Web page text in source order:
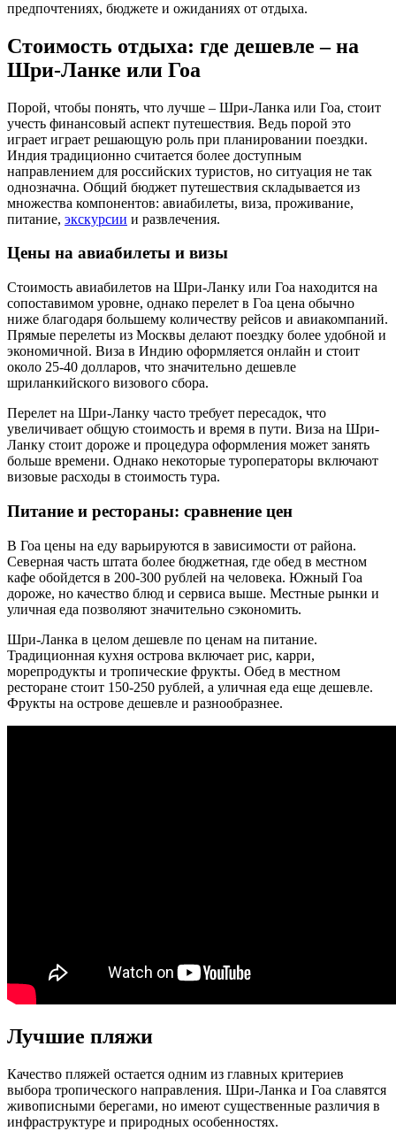
предпочтениях, бюджете и ожиданиях от отдыха.
Стоимость отдыха: где дешевле – на
Шри-Ланке или Гоа
Порой, чтобы понять, что лучше – Шри-Ланка или Гоа, стоит
учесть финансовый аспект путешествия. Ведь порой это
играет играет решающую роль при планировании поездки.
Индия традиционно считается более доступным
направлением для российских туристов, но ситуация не так
однозначна. Общий бюджет путешествия складывается из
множества компонентов: авиабилеты, виза, проживание,
питание, экскурсии и развлечения.
Цены на авиабилеты и визы
Стоимость авиабилетов на Шри-Ланку или Гоа находится на
сопоставимом уровне, однако перелет в Гоа цена обычно
ниже благодаря большему количеству рейсов и авиакомпаний.
Прямые перелеты из Москвы делают поездку более удобной и
экономичной. Виза в Индию оформляется онлайн и стоит
около 25-40 долларов, что значительно дешевле
шриланкийского визового сбора.
Перелет на Шри-Ланку часто требует пересадок, что
увеличивает общую стоимость и время в пути. Виза на Шри-
Ланку стоит дороже и процедура оформления может занять
больше времени. Однако некоторые туроператоры включают
визовые расходы в стоимость тура.
Питание и рестораны: сравнение цен
В Гоа цены на еду варьируются в зависимости от района.
Северная часть штата более бюджетная, где обед в местном
кафе обойдется в 200-300 рублей на человека. Южный Гоа
дороже, но качество блюд и сервиса выше. Местные рынки и
уличная еда позволяют значительно сэкономить.
Шри-Ланка в целом дешевле по ценам на питание.
Традиционная кухня острова включает рис, карри,
морепродукты и тропические фрукты. Обед в местном
ресторане стоит 150-250 рублей, а уличная еда еще дешевле.
Фрукты на острове дешевле и разнообразнее.
Лучшие пляжи
Качество пляжей остается одним из главных критериев
выбора тропического направления. Шри-Ланка и Гоа славятся
живописными берегами, но имеют существенные различия в
инфраструктуре и природных особенностях.